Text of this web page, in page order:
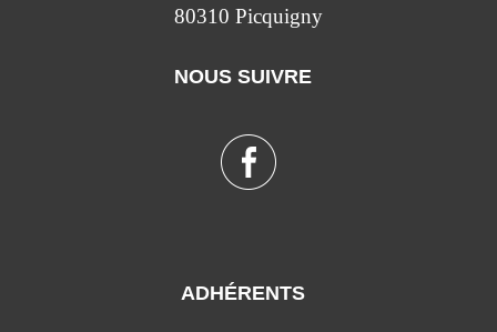
80310 Picquigny
NOUS SUIVRE
ADHÉRENTS